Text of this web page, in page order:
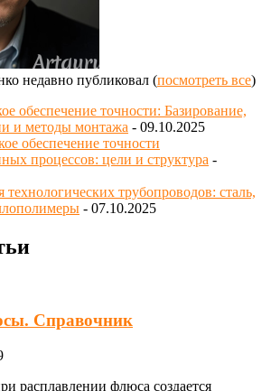
недавно публиковал (посмотреть все)
обеспечение точности: Базирование,
и методы монтажа - 09.10.2025
обеспечение точности
процессов: цели и структура -
трубопроводов: сталь,
- 07.10.2025
Справочник
расплавлении флюса создается